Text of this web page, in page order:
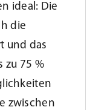
ideal: Die
die
und das
zu 75 %
zwischen